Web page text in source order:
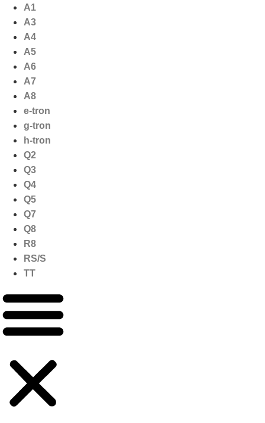
naar
inhoud
A1
A3
A4
A5
A6
A7
A8
e-tron
g-tron
h-tron
Q2
Q3
Q4
Q5
Q7
Q8
R8
RS/S
TT